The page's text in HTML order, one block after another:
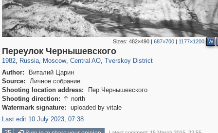
Sizes:482×490 |687×700 | 1177×1200 W
Переулок Чернышевского
1982, Russia
1,407,269 29,248
, Moscow
319,878 8,286
, Central AO
160,021 5,916
, Tverskoy District
53,055
Author:
Виталий Царин
Source:
Личное собрание
Shooting location address:
Пер.Чернышевского
Shooting direction:  north
Watermark signature:
uploaded by vitale
Last edit 10 July 2023, 07:38